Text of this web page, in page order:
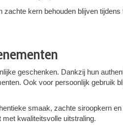
kern behouden blijven
geschenken. Dankzij hun
Ook voor persoonlijk gebruik
smaak, zachte siroopkern
kwaliteitsvolle uitstraling.